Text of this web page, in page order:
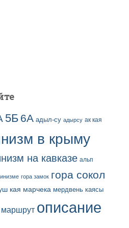
5Б 6А адыл-су адырсу ак кая
в крыму
на кавказе альп
гора замок гора сокол
кая марчека мердвень каясы
описание